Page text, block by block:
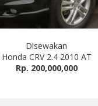
Disewakan
Honda CRV 2.4 2010 AT
Rp. 200,000,000